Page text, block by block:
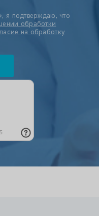
я подтверждаю, что
обработки
на обработку